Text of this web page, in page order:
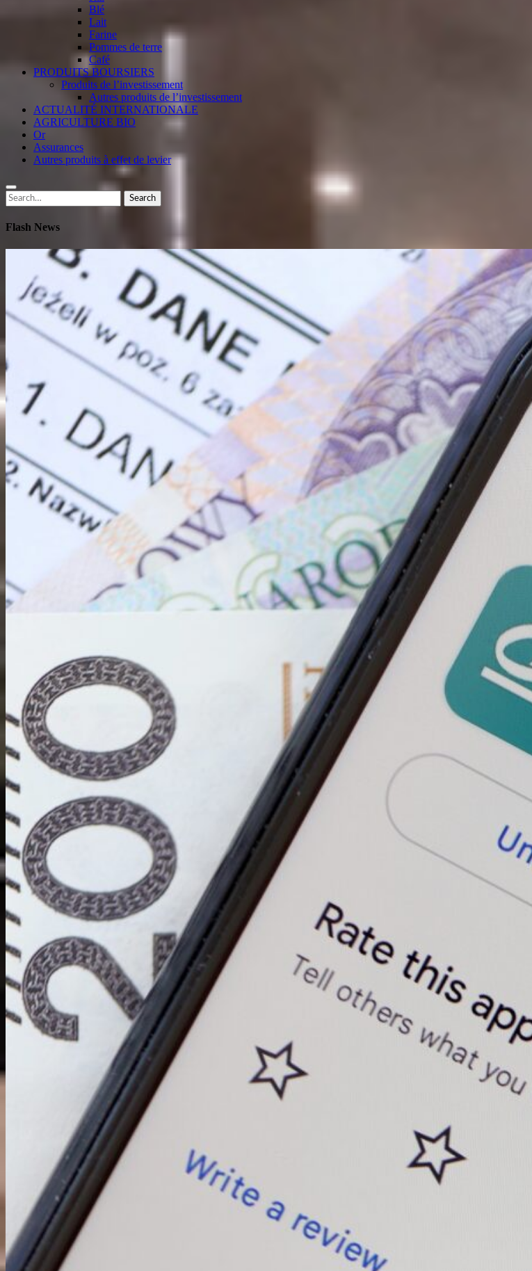
Blé
Lait
Farine
Pommes de terre
Café
PRODUITS BOURSIERS
Produits de l’investissement
Autres produits de l’investissement
ACTUALITÉ INTERNATIONALE
AGRICULTURE BIO
Or
Assurances
Autres produits à effet de levier
Search
for:
Search
Flash News